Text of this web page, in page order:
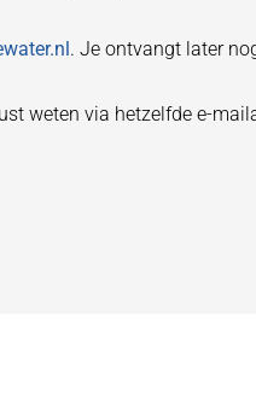
. Je ontvangt later
weten via hetzelfde e-